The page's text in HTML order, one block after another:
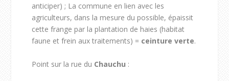
anticiper) ; La commune en lien avec les
agriculteurs, dans la mesure du possible, épaissit
cette frange par la plantation de haies (habitat
faune et frein aux traitements) = ceinture verte.
Point sur la rue du Chauchu :